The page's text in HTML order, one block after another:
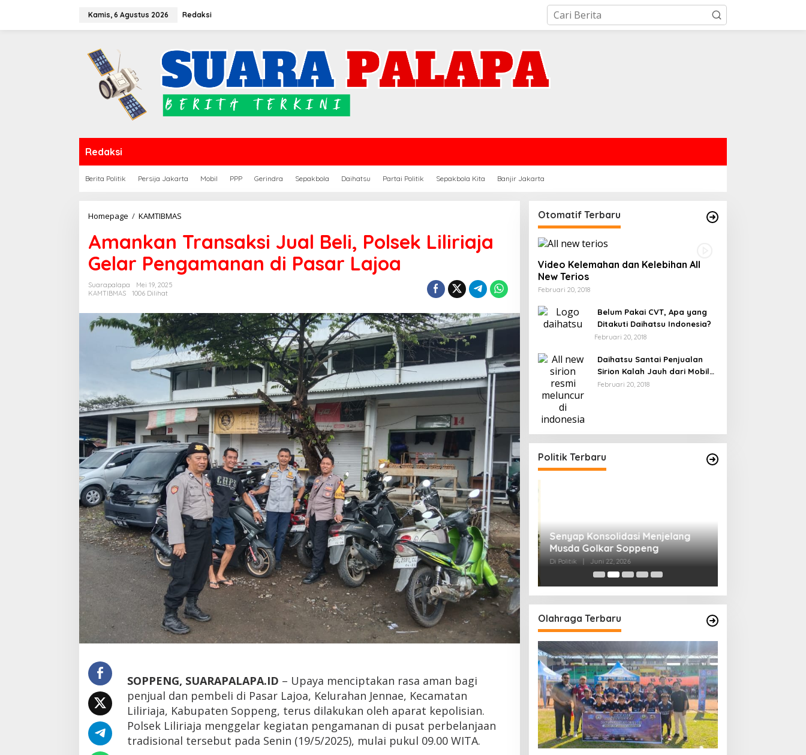
konten
Kamis, 6 Agustus 2026 Redaksi
Redaksi
Berita Politik Persija Jakarta Mobil PPP Gerindra Sepakbola Daihatsu Partai Politik Sepakbola Kita Banjir Jakarta
Homepage / KAMTIBMAS
Jual
Beli,
Polsek
Liliriaja
di
Pasar
Lajoa
Amankan Transaksi Jual Beli, Polsek Liliriaja
Gelar Pengamanan di Pasar Lajoa
Suarapalapa
Mei 19, 2025
KAMTIBMAS
1006 Dilihat
SOPPENG, SUARAPALAPA.ID – Upaya menciptakan rasa aman bagi
penjual dan pembeli di Pasar Lajoa, Kelurahan Jennae, Kecamatan
Liliriaja, Kabupaten Soppeng, terus dilakukan oleh aparat kepolisian.
Polsek Liliriaja menggelar kegiatan pengamanan di pusat perbelanjaan
tradisional tersebut pada Senin (19/5/2025), mulai pukul 09.00 WITA.
Otomatif Terbaru
Video Kelemahan dan Kelebihan All
New Terios
Februari 20, 2018
Belum Pakai CVT, Apa yang
Ditakuti Daihatsu Indonesia?
Februari 20, 2018
Daihatsu Santai Penjualan
Sirion Kalah Jauh dari Mobil
LCGC
Februari 20, 2018
Politik Terbaru
Menanti Penerus Beringin di Bumi
Latemmamala
Di Politik | Juni 22, 2026
Senyap Konsolidasi Menjelang
Musda Golkar Soppeng
Di Politik Juni 22, 2026
Olahraga Terbaru